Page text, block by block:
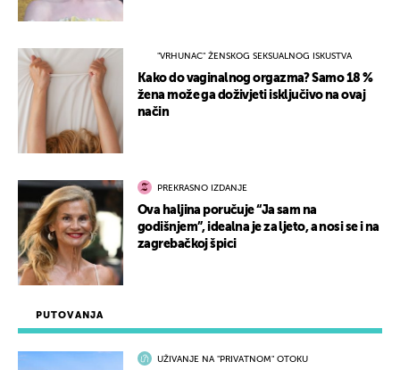
PUTOVANJA
UŽIVANJE NA "PRIVATNOM" OTOKU
"VRHUNAC" ŽENSKOG SEKSUALNOG ISKUSTVA
Kako do vaginalnog orgazma? Samo 18 %
žena može ga doživjeti isključivo na ovaj
način
PREKRASNO IZDANJE
Ova haljina poručuje “Ja sam na
godišnjem”, idealna je za ljeto, a nosi se i na
zagrebačkoj špici